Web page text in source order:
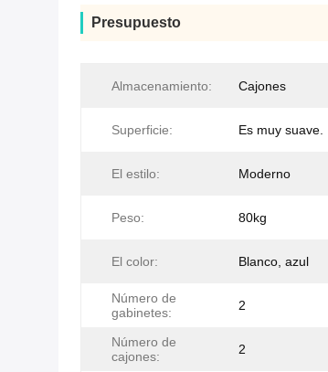
Presupuesto
Almacenamiento: Cajones
Superficie: Es muy suave.
El estilo: Moderno
Peso: 80kg
El color: Blanco, azul
Número de
gabinetes:
2
Número de
cajones:
2